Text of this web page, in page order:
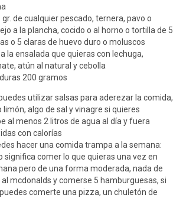
gr. de cualquier pescado, ternera, pavo o
a la plancha, cocido o al horno o tortilla de 5
o 5 claras de huevo duro o moluscos
la ensalada que quieras con lechuga,
atún al natural y cebolla
200 gramos
utilizar salsas para aderezar la comida,
limón, algo de sal y vinagre si quieres
al menos 2 litros de agua al día y fuera
con calorías
hacer una comida trampa a la semana:
significa comer lo que quieras una vez en
pero de una forma moderada, nada de
al mcdonalds y comerse 5 hamburguesas, si
comerte una pizza, un chuletón de